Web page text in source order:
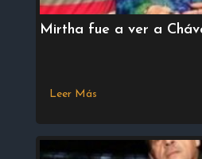
Mirtha fue a ver a
Leer Más